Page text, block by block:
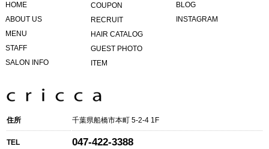
HOME
ABOUT US
MENU
STAFF
SALON INFO
COUPON
RECRUIT
HAIR CATALOG
GUEST PHOTO
ITEM
BLOG
INSTAGRAM
住所 千葉県船橋市本町 5-2-4 1F
TEL 047-422-3388